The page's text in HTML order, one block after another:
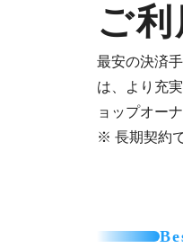
ご
最安の決済
は、より充
ョップオー
※ 長期契約